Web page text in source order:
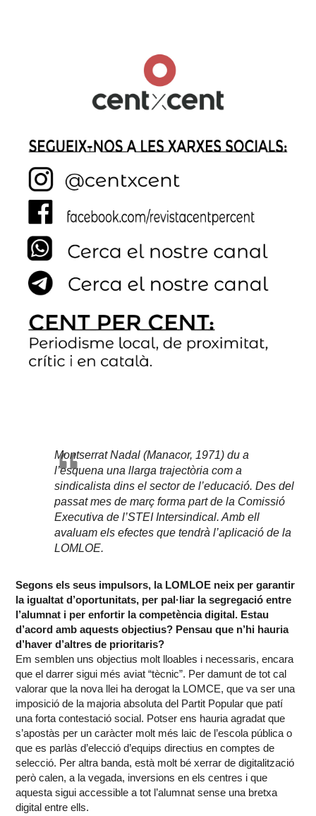
Montserrat Nadal (Manacor, 1971) du a
l’esquena una llarga trajectòria com a
sindicalista dins el sector de l’educació. Des del
passat mes de març forma part de la Comissió
Executiva de l’STEI Intersindical. Amb ell
avaluam els efectes que tendrà l’aplicació de la
LOMLOE.
Segons els seus impulsors, la LOMLOE neix per garantir
la igualtat d’oportunitats, per pal·liar la segregació entre
l’alumnat i per enfortir la competència digital. Estau
d’acord amb aquests objectius? Pensau que n’hi hauria
d’haver d’altres de prioritaris?
Em semblen uns objectius molt lloables i necessaris, encara
que el darrer sigui més aviat “tècnic”. Per damunt de tot cal
valorar que la nova llei ha derogat la LOMCE, que va ser una
imposició de la majoria absoluta del Partit Popular que patí
una forta contestació social. Potser ens hauria agradat que
s’apostàs per un caràcter molt més laic de l’escola pública o
que es parlàs d’elecció d’equips directius en comptes de
selecció. Per altra banda, està molt bé xerrar de digitalització
però calen, a la vegada, inversions en els centres i que
aquesta sigui accessible a tot l’alumnat sense una bretxa
digital entre ells.